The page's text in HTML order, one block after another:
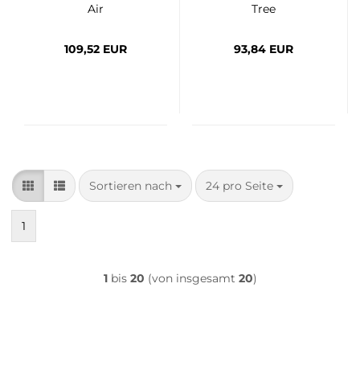
Air
109,52 EUR
Tree
93,84 EUR
Sortieren nach
Sortieren nach 24 pro Seite
pro Seite
1
1bis 20 (von insgesamt 20)